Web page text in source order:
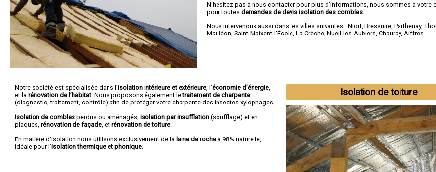
N'hésitez pas à nous contacter pour plus d'informations, nous sommes à votre
pour toutesdemandes de devis isolation des combles.
Nous intervenons aussi dans les villes suivantes :Niort ,Bressuire ,Parthenay,
Mauléon ,Saint-Maixent-l'École ,La Crèche ,Nueil-les-Aubiers ,Chauray, Aiffres
Isolation de toiture
Notre société est spécialisée dans l’isolation intérieure et extérieure , l’économie d’énergie
et la rénovation de l’habitat . Nous proposons également letraitement de charpente
(diagnostic, traitement, contrôle) afin de protéger votre charpente des insectes xylophages.
Isolation de combles perdus ou aménagés, isolation par insufflation (soufflage) et en
plaques, rénovation de façade , et rénovation de toiture
En matière d’isolation nous utilisons exclusivement de la laine de roche à 98% naturelle,
idéale pour l’isolation thermique et phonique